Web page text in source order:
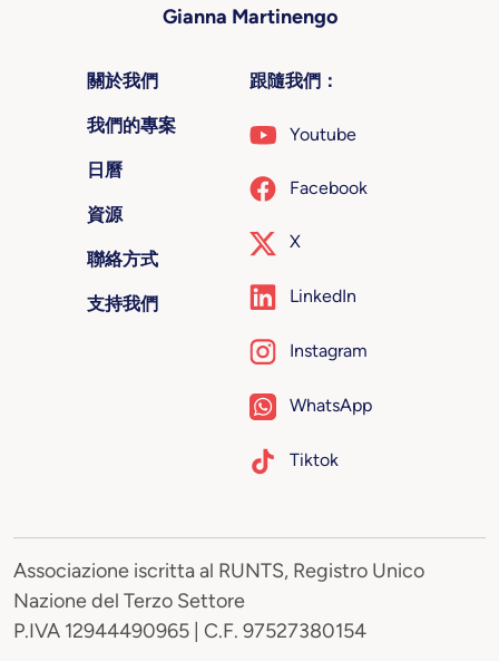
Gianna Martinengo
關於我們
我們的專案
日曆
資源
聯絡方式
支持我們
跟隨我們：
Youtube
Facebook
X
LinkedIn
Instagram
WhatsApp
Tiktok
Associazione iscritta al RUNTS, Registro Unico
Nazione del Terzo Settore
P.IVA 12944490965 | C.F. 97527380154